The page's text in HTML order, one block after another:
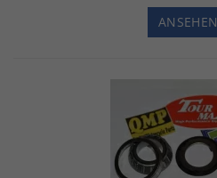
ANSEHEN